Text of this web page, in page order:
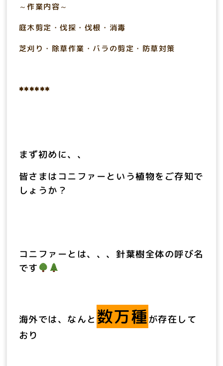
～作業内容～
庭木剪定・伐採・伐根・消毒
芝刈り・除草作業・バラの剪定・防草対策
******
まず初めに、、
皆さまはコニファーという植物をご存知で
しょうか？
コニファーとは、、、針葉樹全体の呼び名
です
海外では、なんと 数万種が存在して
おり